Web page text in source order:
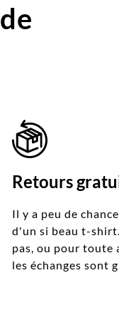
Retours
Il y a peu de
d'un si beau t-
pas, ou pour toute
les échanges sont